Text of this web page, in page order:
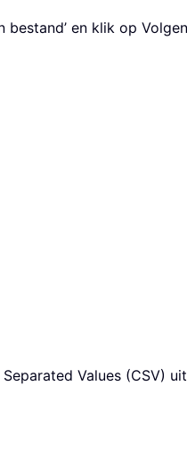
en klik op
Values (CSV)